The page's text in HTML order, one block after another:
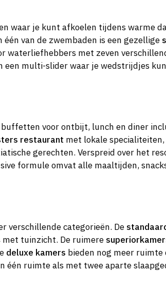
waar je kunt afkoelen tijdens warme
van de zwembaden is een gezellige
waterliefhebbers met zeven
multi-slider waar je wedstrijdjes
voor ontbijt, lunch en diner
restaurant met lokale specialiteiten,
gerechten. Verspreid over het
formule omvat alle maaltijden,
verschillende categorieën. De
tuinzicht. De ruimere
deluxe kamers bieden nog meer
één ruimte als met twee aparte